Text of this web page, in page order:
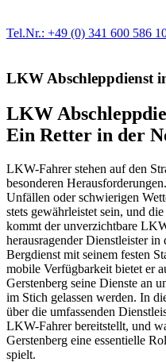
Tel.Nr.: +49 (0) 341 600 586
LKW Abschleppdienst
LKW
Ein Retter in der
LKW-Fahrer stehen auf den
besonderen
Unfällen oder schwierigen
stets gewährleistet sein, und
kommt der unverzichtbare
herausragender Dienstleister in
Bergdienst mit seinem festen
mobile Verfügbarkeit bietet er
Gerstenberg seine Dienste an
im Stich gelassen werden. In
über die umfassenden
LKW-Fahrer bereitstellt, und
Gerstenberg eine essentielle
spielt.